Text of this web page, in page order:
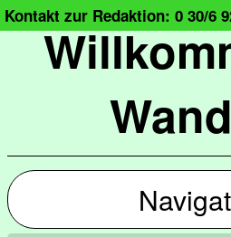
Kontakt zur Redaktion: 0 30/6